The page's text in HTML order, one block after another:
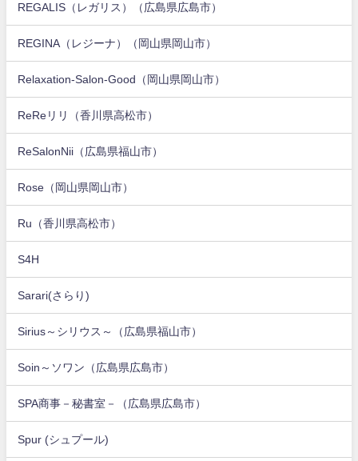
REGALIS（レガリス）（広島県広島市）
REGINA（レジーナ）（岡山県岡山市）
Relaxation-Salon-Good（岡山県岡山市）
ReReリリ（香川県高松市）
ReSalonNii（広島県福山市）
Rose（岡山県岡山市）
Ru（香川県高松市）
S4H
Sarari(さらり)
Sirius～シリウス～（広島県福山市）
Soin～ソワン（広島県広島市）
SPA商事－秘書室－（広島県広島市）
Spur (シュプール)